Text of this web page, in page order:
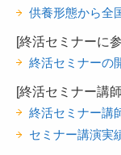
供養形態から全
[終活セミナーに
終活セミナーの
[終活セミナー講
終活セミナー講
セミナー講演実